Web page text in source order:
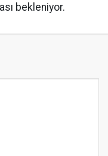
bekleniyor.